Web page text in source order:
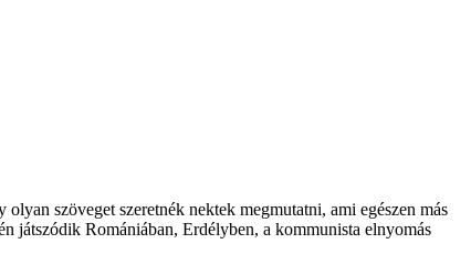
szöveget szeretnék nektek megmutatni, ami egészen más
játszódik Romániában, Erdélyben, a kommunista elnyomás